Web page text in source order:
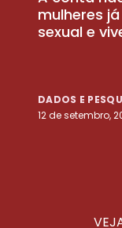
mulheres
sexual e
DADOS E
12 de setembro,